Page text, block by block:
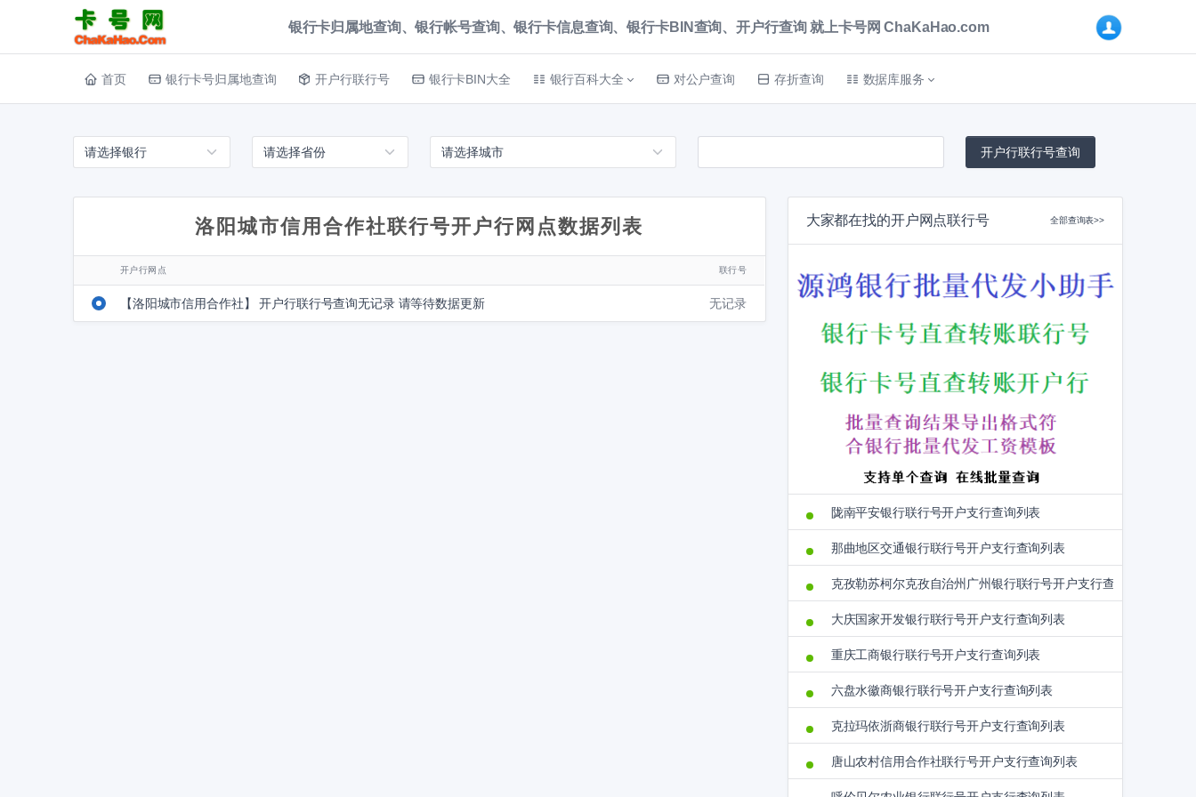
银行卡归属地查询、银行帐号查询、银行卡信息查询、银行卡BIN查询、开户行查询 就上卡号网 ChaKaHao.com
首页 银行卡号归属地查询 开户行联行号 银行卡BIN大全 银行百科大全 对公户查询 存折查询 数据库服务
洛阳城市信用合作社联行号开户行网点数据列表
开户行网点 联行号
【洛阳城市信用合作社】 开户行联行号查询无记录 请等待数据更新 无记录
大家都在找的开户网点联行号 全部查询表>>
陇南平安银行联行号开户支行查询列表
那曲地区交通银行联行号开户支行查询列表
克孜勒苏柯尔克孜自治州广州银行联行号开户支行查询列表
大庆国家开发银行联行号开户支行查询列表
重庆工商银行联行号开户支行查询列表
六盘水徽商银行联行号开户支行查询列表
克拉玛依浙商银行联行号开户支行查询列表
唐山农村信用合作社联行号开户支行查询列表